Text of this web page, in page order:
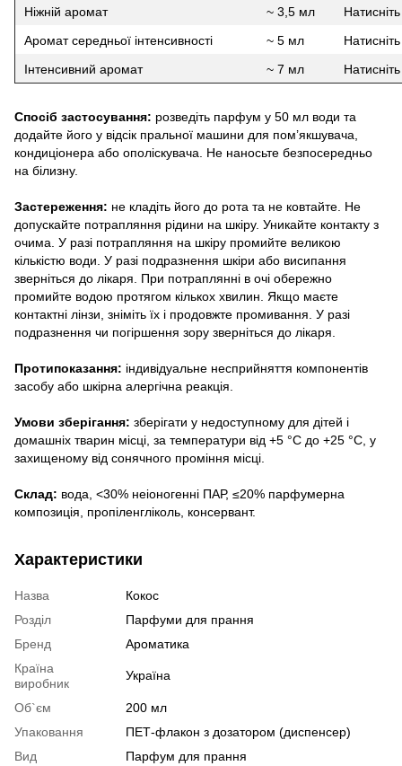
Ніжній аромат ~ 3,5 мл
Аромат середньої інтенсивності
~ 5 мл
Інтенсивний аромат
~ 7 мл
Спосіб застосування: розведіть парфум у 50 мл води та
додайте його у відсік пральної машини для пом’якшувача,
кондиціонера або ополіскувача. Не наносьте безпосередньо
на білизну.
Застереження: не кладіть його до рота та не ковтайте. Не
допускайте потрапляння рідини на шкіру. Уникайте контакту з
очима. У разі потрапляння на шкіру промийте великою
кількістю води. У разі подразнення шкіри або висипання
зверніться до лікаря. При потраплянні в очі обережно
промийте водою протягом кількох хвилин. Якщо маєте
контактні лінзи, зніміть їх і продовжте промивання. У разі
подразнення чи погіршення зору зверніться до лікаря.
Протипоказання: індивідуальне несприйняття компонентів
засобу або шкірна алергічна реакція.
Умови зберігання: зберігати у недоступному для дітей і
домашніх тварин місці, за температури від +5 °С до +25 °С, у
захищеному від сонячного проміння місці.
Склад: вода, <30% неіоногенні ПАР, ≤20% парфумерна
композиція, пропіленгліколь, консервант.
Характеристики
Назва
Кокос
Розділ
Парфуми для прання
Бренд
Ароматика
Країна
виробник
Україна
Об`єм
200 мл
Упаковання
ПЕТ-флакон з дозатором (диспенсер)
Вид
Парфум для прання